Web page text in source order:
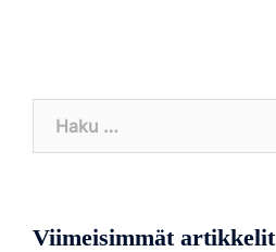
Viimeisimmät artikkelit